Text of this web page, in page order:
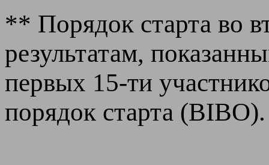
** Порядок старта во
результатам,
первых 15-ти
порядок старта (BIBO).